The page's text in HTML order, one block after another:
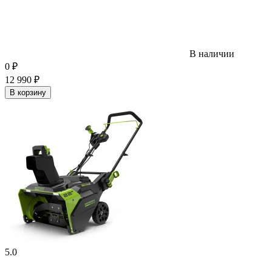
В наличии
0 ₽
12 990 ₽
В корзину
5.0